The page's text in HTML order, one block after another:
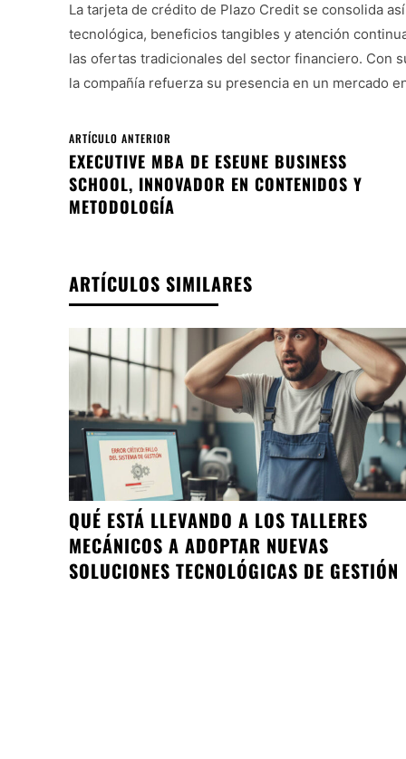
La tarjeta de crédito de Plazo Credit se consolida
tecnológica, beneficios tangibles y atención
las ofertas tradicionales del sector financiero. Con
la compañía refuerza su presencia en un mercado
ARTÍCULO ANTERIOR
EXECUTIVE MBA DE ESEUNE BUSINESS
SCHOOL, INNOVADOR EN CONTENIDOS Y
METODOLOGÍA
ARTÍCULOS SIMILARES
QUÉ ESTÁ LLEVANDO A LOS TALLERES
MECÁNICOS A ADOPTAR NUEVAS
SOLUCIONES TECNOLÓGICAS DE GESTIÓN